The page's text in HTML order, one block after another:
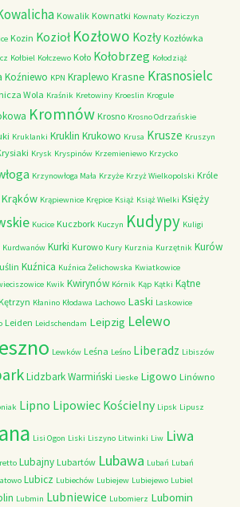
Kowalik Kownatki Kownaty Koziczyn
Kozin Kozioł Kozłowo Kozły Kozłówka
Kołbiel Kołczewo Koło Kołobrzeg Kołodziąż
Koźniewo KPN Kraplewo Krasne Krasnosielc
Wola Kraśnik Kretowiny Kroeslin Krogule
Kromnów Krosno Krosno Odrzańskie
Kruklanki Kruklin Krukowo Krusa Krusze Kruszyn
Krysk Kryspinów Krzemieniewo Krzycko
Krzynowłoga Mała Krzyże Krzyż Wielkopolski Króle
Krąków Krąpiewnice Krępice Książ Książ Wielki Księży
Kucice Kuczbork Kuczyn Kudypy Kuligi
Kurdwanów Kurki Kurowo Kury Kurznia Kurzętnik Kurów
Kuźnica Kuźnica Żelichowska Kwiatkowice
Kwik Kwirynów Kórnik Kąp Kątki Kątne
Kłanino Kłodawa Lachowo Laski Laskowice
Leiden Leidschendam Leipzig Lelewo
Lewków Leśna Leśno Liberadz Libiszów
Lidzbark Warmiński Lieske Ligowo Linówno
Lipno Lipowiec Kościelny Lipsk Lipusz
Lisi Ogon Liski Liszyno Litwinki Liw Liwa
Lubajny Lubartów Lubawa Lubań Lubań
Lubicz Lubiechów Lubiejew Lubiejewo Lubiel
Lubmin Lubniewice Lubomierz Lubomin